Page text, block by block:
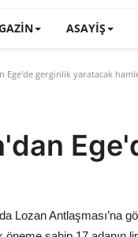
ASAYIŞ
Ege'de gerginlik yaratacak
Lozan Antlaşması’na